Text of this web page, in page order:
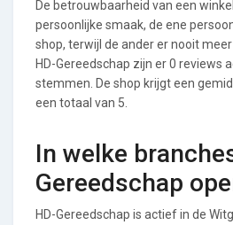
De betrouwbaarheid van een
persoonlijke smaak, de ene
shop, terwijl de ander er nooit
HD-Gereedschap zijn er 0 reviews
stemmen. De shop krijgt een
een totaal van 5.
In welke
Gereedschap
HD-Gereedschap is actief in de